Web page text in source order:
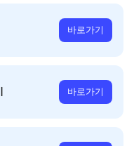
바로가기
바로가기